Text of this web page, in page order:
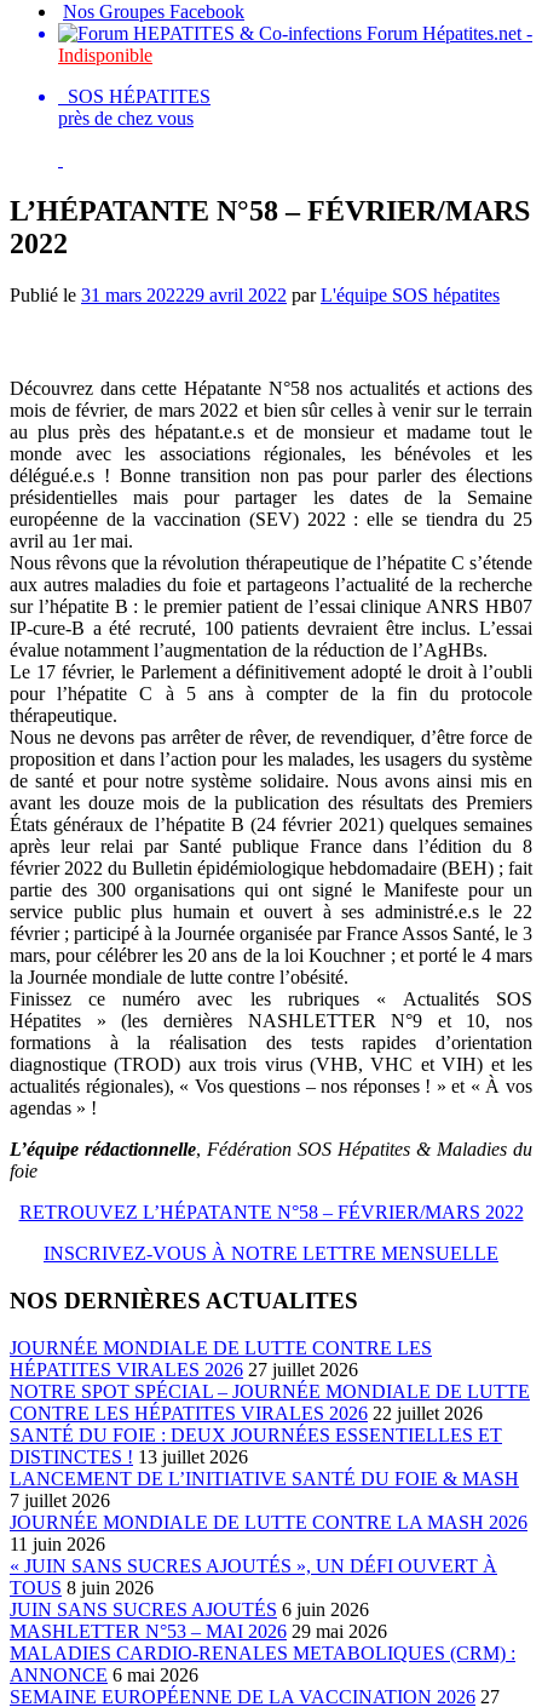
Nos Groupes Facebook
Forum Hépatites.net -
Indisponible
SOS HÉPATITES
près de chez vous
L’HÉPATANTE N°58 – FÉVRIER/MARS
2022
Publié le 31 mars 202229 avril 2022 parL'équipe SOS hépatites
Découvrez dans cette Hépatante N°58 nos actualités et actions des
mois de février, de mars 2022 et bien sûr celles à venir sur le terrain
au plus près des hépatant.e.s et de monsieur et madame tout le
monde avec les associations régionales, les bénévoles et les
délégué.e.s ! Bonne transition non pas pour parler des élections
présidentielles mais pour partager les dates de la Semaine
européenne de la vaccination (SEV) 2022 : elle se tiendra du 25
avril au 1er mai.
Nous rêvons que la révolution thérapeutique de l’hépatite C s’étende
aux autres maladies du foie et partageons l’actualité de la recherche
sur l’hépatite B : le premier patient de l’essai clinique ANRS HB07
IP-cure-B a été recruté, 100 patients devraient être inclus. L’essai
évalue notamment l’augmentation de la réduction de l’AgHBs.
Le 17 février, le Parlement a définitivement adopté le droit à l’oubli
pour l’hépatite C à 5 ans à compter de la fin du protocole
thérapeutique.
Nous ne devons pas arrêter de rêver, de revendiquer, d’être force de
proposition et dans l’action pour les malades, les usagers du système
de santé et pour notre système solidaire. Nous avons ainsi mis en
avant les douze mois de la publication des résultats des Premiers
États généraux de l’hépatite B (24 février 2021) quelques semaines
après leur relai par Santé publique France dans l’édition du 8
février 2022 du Bulletin épidémiologique hebdomadaire (BEH) ; fait
partie des 300 organisations qui ont signé le Manifeste pour un
service public plus humain et ouvert à ses administré.e.s le 22
février ; participé à la Journée organisée par France Assos Santé, le 3
mars, pour célébrer les 20 ans de la loi Kouchner ; et porté le 4 mars
la Journée mondiale de lutte contre l’obésité.
Finissez ce numéro avec les rubriques « Actualités SOS
Hépatites » (les dernières NASHLETTER N°9 et 10, nos
formations à la réalisation des tests rapides d’orientation
diagnostique (TROD) aux trois virus (VHB, VHC et VIH) et les
actualités régionales), « Vos questions – nos réponses ! » et « À vos
agendas » !
L’équipe rédactionnelle, Fédération SOS Hépatites & Maladies du
foie
RETROUVEZ L’HÉPATANTE N°58 – FÉVRIER/MARS 2022
INSCRIVEZ-VOUS À NOTRE LETTRE MENSUELLE
NOS DERNIÈRES ACTUALITES
JOURNÉE MONDIALE DE LUTTE CONTRE LES
HÉPATITES VIRALES 2026 27 juillet 2026
NOTRE SPOT SPÉCIAL – JOURNÉE MONDIALE DE LUTTE
CONTRE LES HÉPATITES VIRALES 2026 22 juillet 2026
SANTÉ DU FOIE : DEUX JOURNÉES ESSENTIELLES ET
DISTINCTES ! 13 juillet 2026
LANCEMENT DE L’INITIATIVE SANTÉ DU FOIE & MASH
7 juillet 2026
JOURNÉE MONDIALE DE LUTTE CONTRE LA MASH 2026
11 juin 2026
« JUIN SANS SUCRES AJOUTÉS », UN DÉFI OUVERT À
TOUS 8 juin 2026
JUIN SANS SUCRES AJOUTÉS 6 juin 2026
MASHLETTER N°53 – MAI 2026 29 mai 2026
MALADIES CARDIO-RENALES METABOLIQUES (CRM) :
ANNONCE 6 mai 2026
SEMAINE EUROPÉENNE DE LA VACCINATION 2026 27